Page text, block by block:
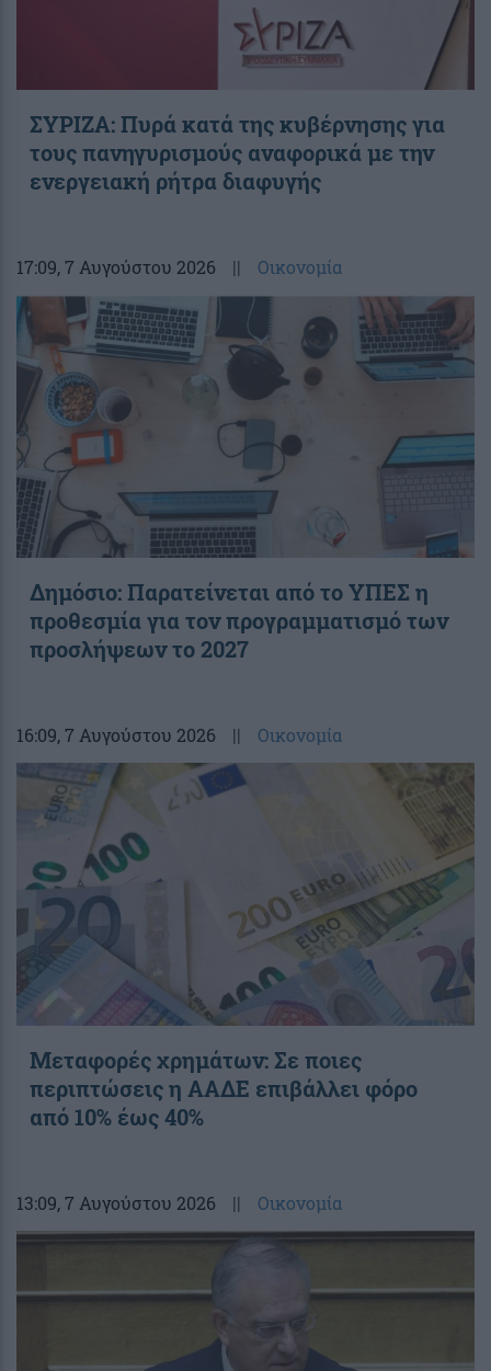
ΣΥΡΙΖΑ: Πυρά κατά της κυβέρνησης για
τους πανηγυρισμούς αναφορικά με την
ενεργειακή ρήτρα διαφυγής
17:09, 7 Αυγούστου 2026 || Οικονομία
Δημόσιο: Παρατείνεται από το ΥΠΕΣ η
προθεσμία για τον προγραμματισμό των
προσλήψεων το 2027
16:09, 7 Αυγούστου 2026 || Οικονομία
Μεταφορές χρημάτων: Σε ποιες
περιπτώσεις η ΑΑΔΕ επιβάλλει φόρο
από 10% έως 40%
13:09, 7 Αυγούστου 2026 || Οικονομία